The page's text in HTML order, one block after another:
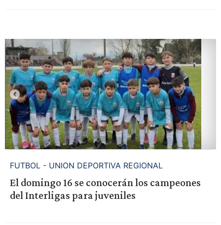
FUTBOL - UNION DEPORTIVA REGIONAL
El domingo 16 se conocerán los campeones
del Interligas para juveniles